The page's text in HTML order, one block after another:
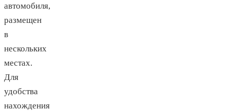
автомобиля,
размещен
в
нескольких
местах.
Для
удобства
нахождения